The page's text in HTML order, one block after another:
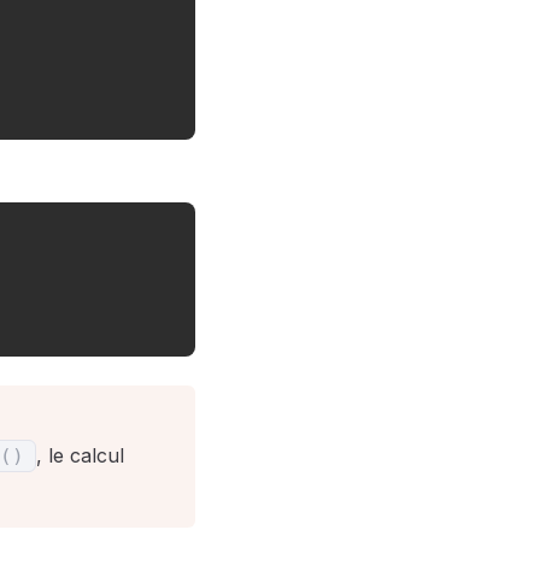
( ) , le calcul